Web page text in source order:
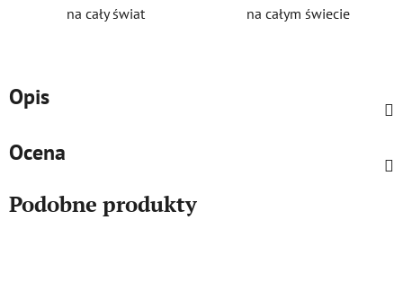
na cały świat na całym świecie
Opis
Ocena
Podobne produkty